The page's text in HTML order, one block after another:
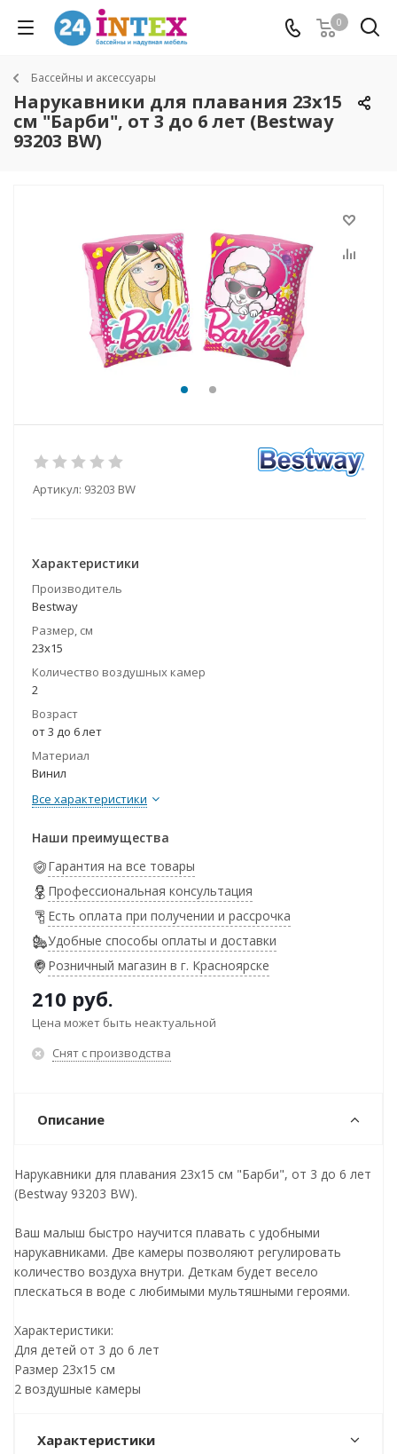
0
Бассейны и аксессуары
Нарукавники для плавания 23х15
см "Барби", от 3 до 6 лет (Bestway
93203 BW)
Артикул: 93203 BW
Характеристики
Производитель
Bestway
Размер, см
23х15
Количество воздушных камер
2
Возраст
от 3 до 6 лет
Материал
Винил
Все характеристики
Наши преимущества
Гарантия на все товары
Профессиональная консультация
Есть оплата при получении и рассрочка
Удобные способы оплаты и доставки
Розничный магазин в г. Красноярске
210 руб.
Цена может быть неактуальной
Снят с производства
Описание
Нарукавники для плавания 23х15 см "Барби", от 3 до 6 лет
(Bestway 93203 BW).
Ваш малыш быстро научится плавать с удобными
нарукавниками. Две камеры позволяют регулировать
количество воздуха внутри. Деткам будет весело
плескаться в воде с любимыми мультяшными героями.
Характеристики:
Для детей от 3 до 6 лет
Размер 23х15 см
2 воздушные камеры
Характеристики